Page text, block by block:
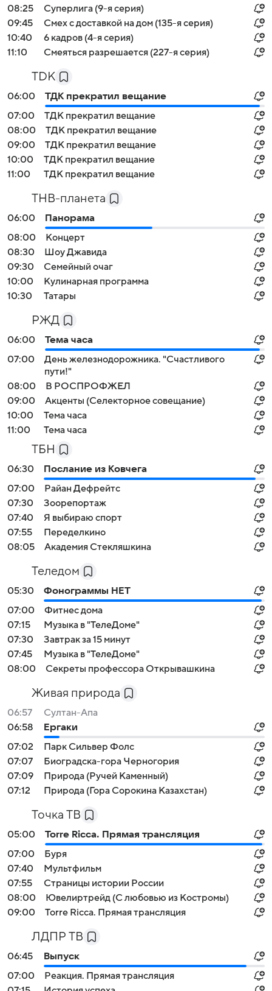
08:25
Суперлига (9-я серия)
09:45
Смех с доставкой на дом (135-я серия)
10:40
6 кадров (4-я серия)
11:10
Смеяться разрешается (227-я серия)
TDK
06:00
ТДК прекратил вещание
07:00
ТДК прекратил вещание
08:00
ТДК прекратил вещание
09:00
ТДК прекратил вещание
10:00
ТДК прекратил вещание
11:00
ТДК прекратил вещание
ТНВ-планета
06:00
Панорама
08:00
Концерт
08:30
Шоу Джавида
09:30
Семейный очаг
10:00
Кулинарная программа
10:30
Татары
РЖД
06:00
Тема часа
07:00
День железнодорожника. "Счастливого
пути!"
08:00
В РОСПРОФЖЕЛ
09:00
Акценты (Селекторное совещание)
10:00
Тема часа
11:00
Тема часа
ТБН
06:30
Послание из Ковчега
07:00
Райан Дефрейтс
07:30
Зоорепортаж
07:40
Я выбираю спорт
07:55
Переделкино
08:05
Академия Стекляшкина
Теледом
05:30
Фонограммы НЕТ
07:00
Фитнес дома
07:15
Музыка в "ТелеДоме"
07:30
Завтрак за 15 минут
07:45
Музыка в "ТелеДоме"
08:00
Секреты профессора Открывашкина
Живая природа
06:57
Султан-Апа
06:58
Ергаки
07:02
Парк Сильвер Фолс
07:07
Биоградска-гора Черногория
07:09
Природа (Ручей Каменный)
07:12
Природа (Гора Сорокина Казахстан)
Точка ТВ
05:00
Torre Ricca. Прямая трансляция
07:00
Буря
07:40
Мультфильм
07:55
Страницы истории России
08:00
Ювелиртрейд (С любовью из Костромы)
09:00
Torre Ricca. Прямая трансляция
ЛДПР ТВ
06:45
Выпуск
07:00
Реакция. Прямая трансляция